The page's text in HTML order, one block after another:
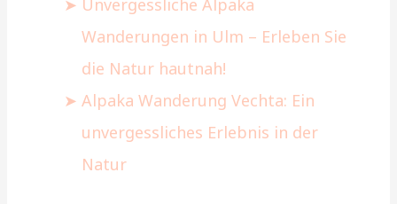
Unvergessliche Alpaka
Wanderungen in Ulm – Erleben Sie
die Natur hautnah!
Alpaka Wanderung Vechta: Ein
unvergessliches Erlebnis in der
Natur